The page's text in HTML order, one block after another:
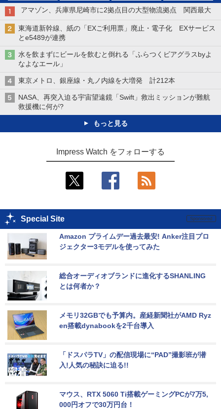
アマゾン、兵庫県尼崎市に2拠点目の大型物流拠点 関西最大
東海道新幹線、紙の「EXご利用票」廃止・電子化 EXサービス
とe5489が連携
水を飲まずにビールを飲むと倒れる「ふらつくビアグラスbyよ
なよなエール」
東京メトロ、銀座線・丸ノ内線を大増発 計212本
NASA、再突入迫る宇宙望遠鏡「Swift」救出ミッションが難航
救援機に何が?
もっと見る
Impress Watch をフォローする
Special Site
Amazon プライムデー過去最安! Anker注目プロ
ジェクター3モデルを使ってみた
総合オーディオブランドに進化するSHANLING
とは何者か？
メモリ32GBでも予算内。産経新聞社がAMD Ryz
en搭載dynabookを2千台導入
「ドスパラTV」の配信現場に“PAD”撮影班が潜
入!人気の秘訣に迫る!!
マウス、RTX 5060 Ti搭載ゲーミングPCが7万5,
000円オフで30万円台！